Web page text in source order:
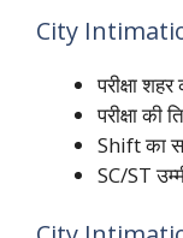
City
परीक्षा
परीक्षा
Shift का
SC/ST